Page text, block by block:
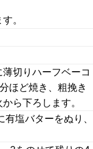
。
切りハーフベーコ
ほど焼き、粗挽き
ら下ろします。
塩バターをぬり、